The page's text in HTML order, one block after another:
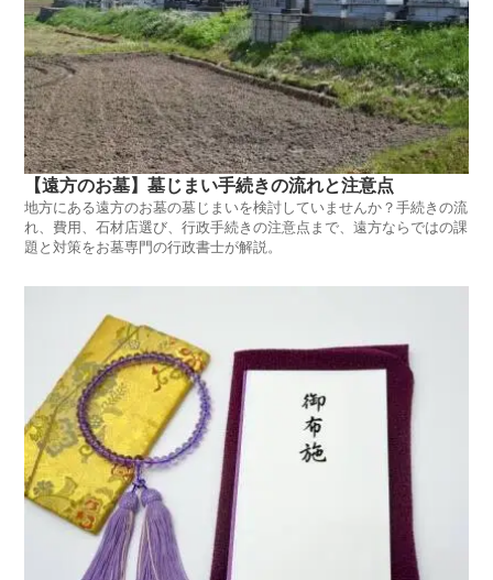
【遠方のお墓】墓じまい手続きの流れと注意点
地方にある遠方のお墓の墓じまいを検討していませんか？手続きの流
れ、費用、石材店選び、行政手続きの注意点まで、遠方ならではの課
題と対策をお墓専門の行政書士が解説。